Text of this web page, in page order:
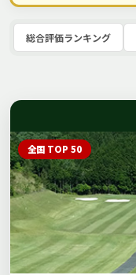
総合評価ランキング
全国 TOP 50